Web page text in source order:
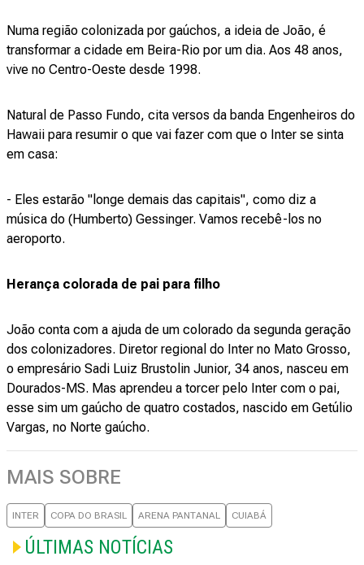
Numa região colonizada por gaúchos, a ideia de João, é
transformar a cidade em Beira-Rio por um dia. Aos 48 anos,
vive no Centro-Oeste desde 1998.
Natural de Passo Fundo, cita versos da banda Engenheiros do
Hawaii para resumir o que vai fazer com que o Inter se sinta
em casa:
- Eles estarão "longe demais das capitais", como diz a
música do (Humberto) Gessinger. Vamos recebê-los no
aeroporto.
Herança colorada de pai para filho
João conta com a ajuda de um colorado da segunda geração
dos colonizadores. Diretor regional do Inter no Mato Grosso,
o empresário Sadi Luiz Brustolin Junior, 34 anos, nasceu em
Dourados-MS. Mas aprendeu a torcer pelo Inter com o pai,
esse sim um gaúcho de quatro costados, nascido em Getúlio
Vargas, no Norte gaúcho.
MAIS SOBRE
INTER COPA DO BRASIL ARENA PANTANAL CUIABÁ
ÚLTIMAS NOTÍCIAS